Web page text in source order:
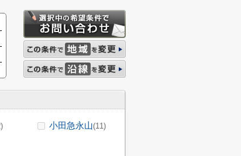
小田急永山(11)